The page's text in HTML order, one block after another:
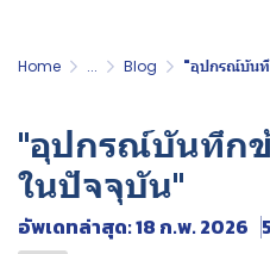
Home ... Blog "อุปกรณ์บัน
"อุปกรณ์บันทึก
ในปัจจุบัน"
อัพเดทล่าสุด: 18 ก.พ. 2026